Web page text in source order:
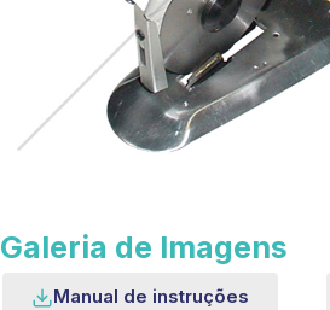
Galeria de Imagens
Manual de instruções